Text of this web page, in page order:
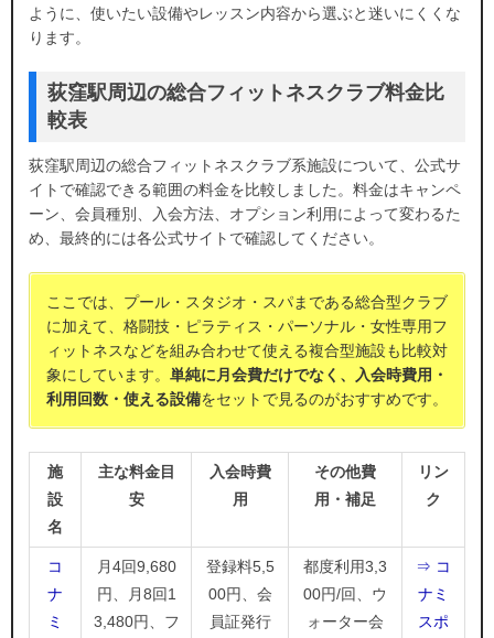
ように、使いたい設備やレッスン内容から選ぶと迷いにくくな
ります。
荻窪駅周辺の総合フィットネスクラブ料金比
較表
荻窪駅周辺の総合フィットネスクラブ系施設について、公式サ
イトで確認できる範囲の料金を比較しました。料金はキャンペ
ーン、会員種別、入会方法、オプション利用によって変わるた
め、最終的には各公式サイトで確認してください。
ここでは、プール・スタジオ・スパまである総合型クラブ
に加えて、格闘技・ピラティス・パーソナル・女性専用フ
ィットネスなどを組み合わせて使える複合型施設も比較対
象にしています。 単純に月会費だけでなく、入会時費用・
利用回数・使える設備をセットで見るのがおすすめです。
施
設
名
主な料金目
安
入会時費
用
その他費
用・補足
リン
ク
コ
ナ
ミ
月4回9,680
円、月8回1
3,480円、フ
登録料5,5
00円、会
員証発行
都度利用3,3
00円/回、ウ
ォーター会
⇒ コ
ナミ
スポ